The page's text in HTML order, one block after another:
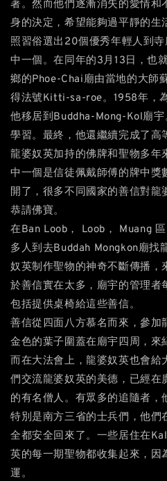
著。然而他們逐漸消失的愛情和
身的決定，希望能夠過平靜的生
照習俗選出20個優秀年輕人到
中一個。在同年的3月13日，也
鄉的Phoe-Chai廟由當地的大師
得法號Kitti-sa-roe。1958年，
他移居到Buddha-Mong-Kol廟
學習。最終，他還繼續完成了高
龍婆奴英加持的佛牌和聖物多年
中一個是信徒佩戴師傅的牌中獎
開了，很多不同國家的善信對龍
恭請佛寶。
在Ban Loob， Loob， Muang
多人到去Buddah Mongkon廟找
奴英制作聖物的神奇不斷傳播，
於善信實在太多，廟宇的管理者
包括提供桌椅給這些善信。
善信從四面八方慕名而來，參加
金色的葉子圍蓋在廟宇四周，來
而在大法會上，龍婆奴英也會給
們交流龍婆奴英的美德，已經在
的有名僧人。有眾多的追隨者，
特別是南方三省的士兵們，他們
全都安全回來了。一些居住在
英的每一期聖物都收集起來，因
運。